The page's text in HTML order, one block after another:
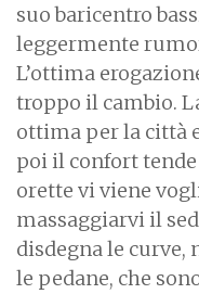
suo baricentro
leggermente
L’ottima
troppo il cambio.
ottima per la città
poi il confort
orette vi viene
massaggiarvi il
disdegna le curve,
le pedane, che